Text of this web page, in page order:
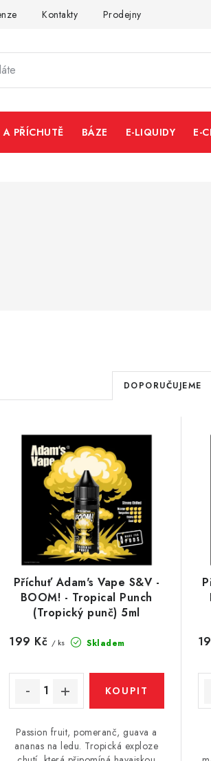
Kontakty Prodejny
PŘÍCHUTĚ BÁZE E-LIQUIDY E-
Ř
a
z
e
n
í
p
r
o
d
u
k
t
ů
DOPORUČUJEME
Příchuť Adam's Vape S&V -
BOOM! - Tropical Punch
(Tropický punč) 5ml
Skladem
199 Kč / ks
Passion fruit, pomeranč, guava a
ananas na ledu. Tropická exploze